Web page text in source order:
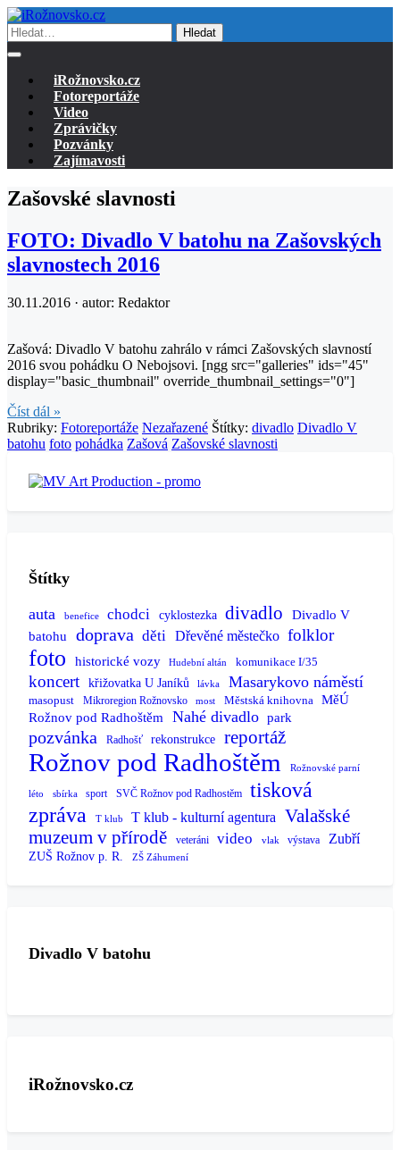
Hledat
iRožnovsko.cz
Fotoreportáže
Video
Zprávičky
Pozvánky
Zajímavosti
Zašovské slavnosti
FOTO: Divadlo V batohu na Zašovských
slavnostech 2016
30.11.2016 · autor: Redaktor
Zašová: Divadlo V batohu zahrálo v rámci Zašovských slavností
2016 svou pohádku O Nebojsovi. [ngg src="galleries" ids="45"
display="basic_thumbnail" override_thumbnail_settings="0"]
Číst dál »
Rubriky: Fotoreportáže Nezařazené Štítky: divadlo Divadlo V
batohu foto pohádka Zašová Zašovské slavnosti
Štítky
auta
benefice chodci cyklostezka divadlo
Divadlo V
batohu
doprava děti Dřevěné městečko folklor
foto historické vozy Hudební altán komunikace I/35
koncert křižovatka U Janíků lávka Masarykovo náměstí
masopust Mikroregion Rožnovsko most Městská knihovna
MěÚ
Rožnov pod Radhoštěm
Nahé divadlo park
pozvánka Radhošť rekonstrukce reportáž
Rožnov pod Radhoštěm Rožnovské parní
léto sbírka sport SVČ Rožnov pod Radhostěm
tisková
zpráva
T klub T klub - kulturní agentura
Valašské
muzeum v přírodě
veteráni video vlak výstava Zubří
ZUŠ Rožnov p. R. ZŠ Záhumení
Divadlo V batohu
iRožnovsko.cz